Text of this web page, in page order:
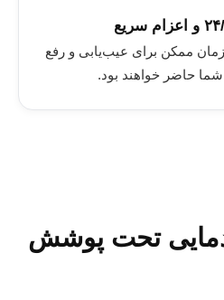
زمان ممکن برای عیب‌یابی و رفع
حاضر خواهند بود.
دمایی تحت پوشش